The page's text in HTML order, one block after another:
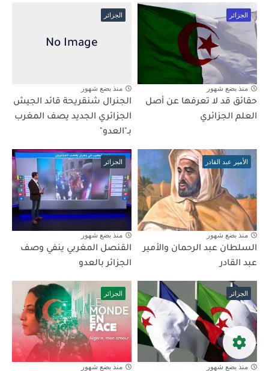
الجزائر
منذ بضع شهور
حقائق قد لا تعرفها عن أصل
العلم الجزائري
الجزائر
منذ بضع شهور
الجنرال شنقريحة قائد الجيش
الجزائري الجديد يصف المغرب
بـ"العدو"
الأمير عبد القادر
منذ بضع شهور
السلطان عبد الرحمان والأمير
عبد القادر
الجزائر
منذ بضع شهور
القنصل المغربي ينفي وصف
الجزائر بالعدو
الجزائر
منذ بضع شهور
الجزائر
منذ بضع شهور